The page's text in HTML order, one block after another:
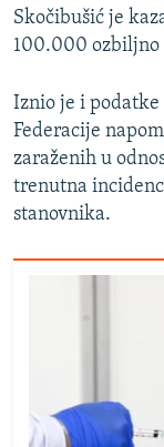
Skočibušić je
100.000 ozbiljno
Iznio je i
Federacije
zaraženih u
trenutna
stanovnika.